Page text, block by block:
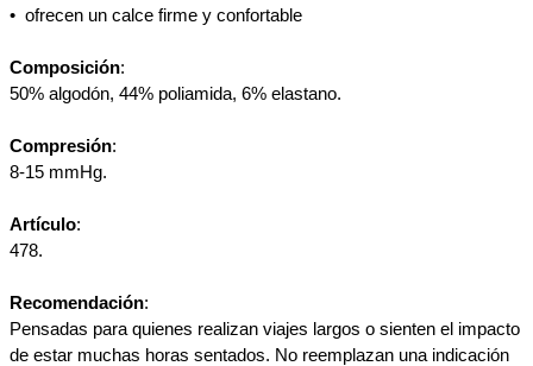
•⁠  ⁠ofrecen un calce firme y confortable
Composición:
50% algodón, 44% poliamida, 6% elastano.
Compresión:
8-15 mmHg.
Artículo:
478.
Recomendación:
Pensadas para quienes realizan viajes largos o sienten el impacto
de estar muchas horas sentados. No reemplazan una indicación